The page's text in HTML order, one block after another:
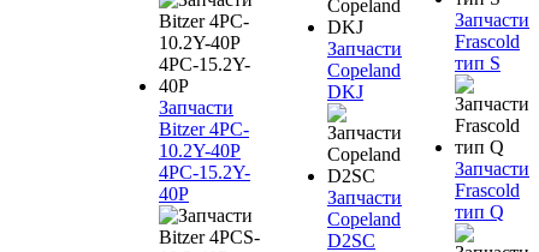
Запчасти
Bitzer 4PC-
10.2Y-40P
4PC-15.2Y-
40P
Запчасти
Copeland
DKJ
Запчасти
Copeland
D2SC
Запчасти
Frascold
тип S
Запчасти
Frascold
тип Q